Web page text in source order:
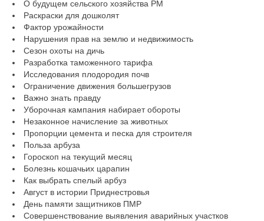
О будущем сельского хозяйства РМ
Раскраски для дошколят
Фактор урожайности
Нарушения прав на землю и недвижимость
Сезон охоты на дичь
Разработка таможенного тарифа
Исследования плодородия почв
Ограничение движения большегрузов
Важно знать правду
Уборочная кампания набирает обороты
Незаконное начисление за животных
Пропорции цемента и песка для строителя
Польза арбуза
Гороскоп на текущий месяц
Болезнь кошачьих царапин
Как выбрать спелый арбуз
Август в истории Приднестровья
День памяти защитников ПМР
Совершенствование выявления аварийных участков